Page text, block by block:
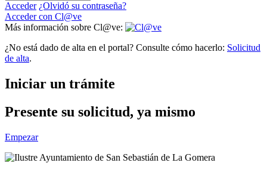
Acceder ¿Olvidó su contraseña?
Acceder con Cl@ve
Más información sobre Cl@ve:
¿No está dado de alta en el portal? Consulte cómo hacerlo: Solicitud
de alta.
Iniciar un trámite
Presente su solicitud, ya mismo
Empezar